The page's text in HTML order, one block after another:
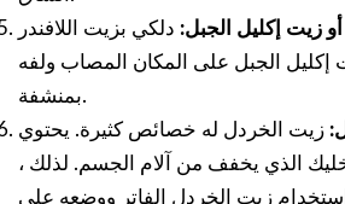
أو زيت إكليل الجبل: دلكي بزيت اللافندر
إكليل الجبل على المكان المصاب ولفه
بمنشفة.
زيت الخردل له خصائص كثيرة. يحتوي
الذي يخفف من آلام الجسم. لذلك ،
زيت الخردل الفاتر ووضعه على